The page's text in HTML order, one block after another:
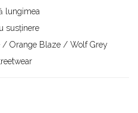
lungimea
susținere
/ Orange Blaze / Wolf Grey